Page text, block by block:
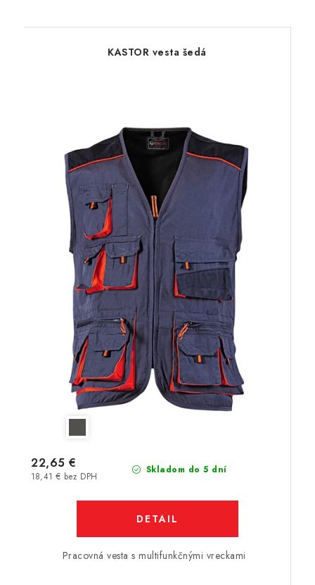
KASTOR vesta šedá
Skladom do 5 dní
18,41 € bez DPH
22,65 €
DETAIL
Pracovná vesta s multifunkčnými vreckami